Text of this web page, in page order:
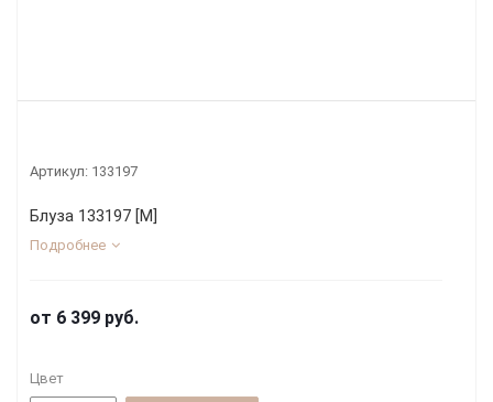
Артикул: 133197
Блуза 133197 [М]
Подробнее
от 6 399 руб.
Цвет